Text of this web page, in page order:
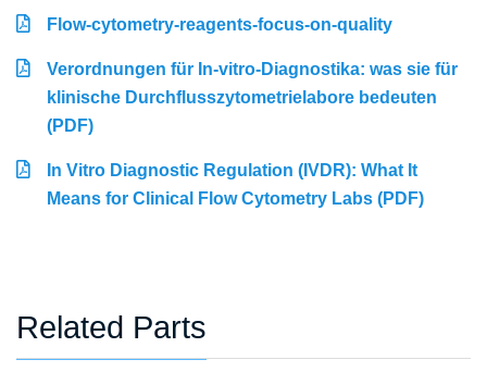
Flow-cytometry-reagents-focus-on-quality
Verordnungen für In-vitro-Diagnostika: was sie für
klinische Durchflusszytometrielabore bedeuten
(PDF)
In Vitro Diagnostic Regulation (IVDR): What It
Means for Clinical Flow Cytometry Labs (PDF)
Related Parts